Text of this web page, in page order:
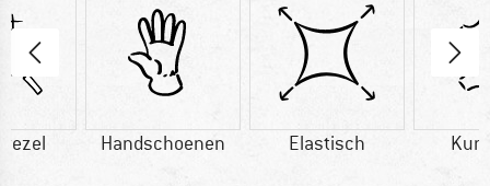
Handschoenen Elastisch